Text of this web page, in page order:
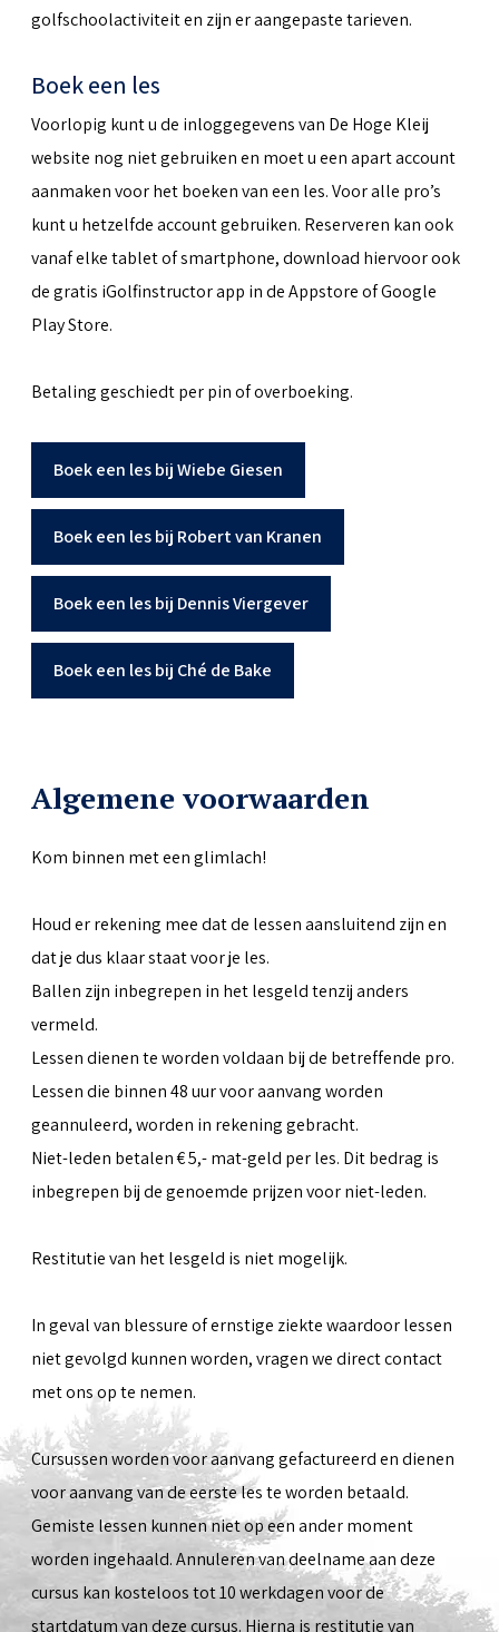
golfschoolactiviteit en zijn er aangepaste tarieven.
Boek een les
Voorlopig kunt u de inloggegevens van De Hoge Kleij
website nog niet gebruiken en moet u een apart account
aanmaken voor het boeken van een les. Voor alle pro’s
kunt u hetzelfde account gebruiken. Reserveren kan ook
vanaf elke tablet of smartphone, download hiervoor ook
de gratis iGolfinstructor app in de Appstore of Google
Play Store.
Betaling geschiedt per pin of overboeking.
Boek een les bij Wiebe Giesen
Boek een les bij Robert van Kranen
Boek een les bij Dennis Viergever
Boek een les bij Ché de Bake
Algemene voorwaarden
Kom binnen met een glimlach!
Houd er rekening mee dat de lessen aansluitend zijn en
dat je dus klaar staat voor je les.
Ballen zijn inbegrepen in het lesgeld tenzij anders
vermeld.
Lessen dienen te worden voldaan bij de betreffende pro.
Lessen die binnen 48 uur voor aanvang worden
geannuleerd, worden in rekening gebracht.
Niet-leden betalen € 5,- mat-geld per les. Dit bedrag is
inbegrepen bij de genoemde prijzen voor niet-leden.
Restitutie van het lesgeld is niet mogelijk.
In geval van blessure of ernstige ziekte waardoor lessen
niet gevolgd kunnen worden, vragen we direct contact
met ons op te nemen.
Cursussen worden voor aanvang gefactureerd en dienen
voor aanvang van de eerste les te worden betaald.
Gemiste lessen kunnen niet op een ander moment
worden ingehaald. Annuleren van deelname aan deze
cursus kan kosteloos tot 10 werkdagen voor de
startdatum van deze cursus. Hierna is restitutie van